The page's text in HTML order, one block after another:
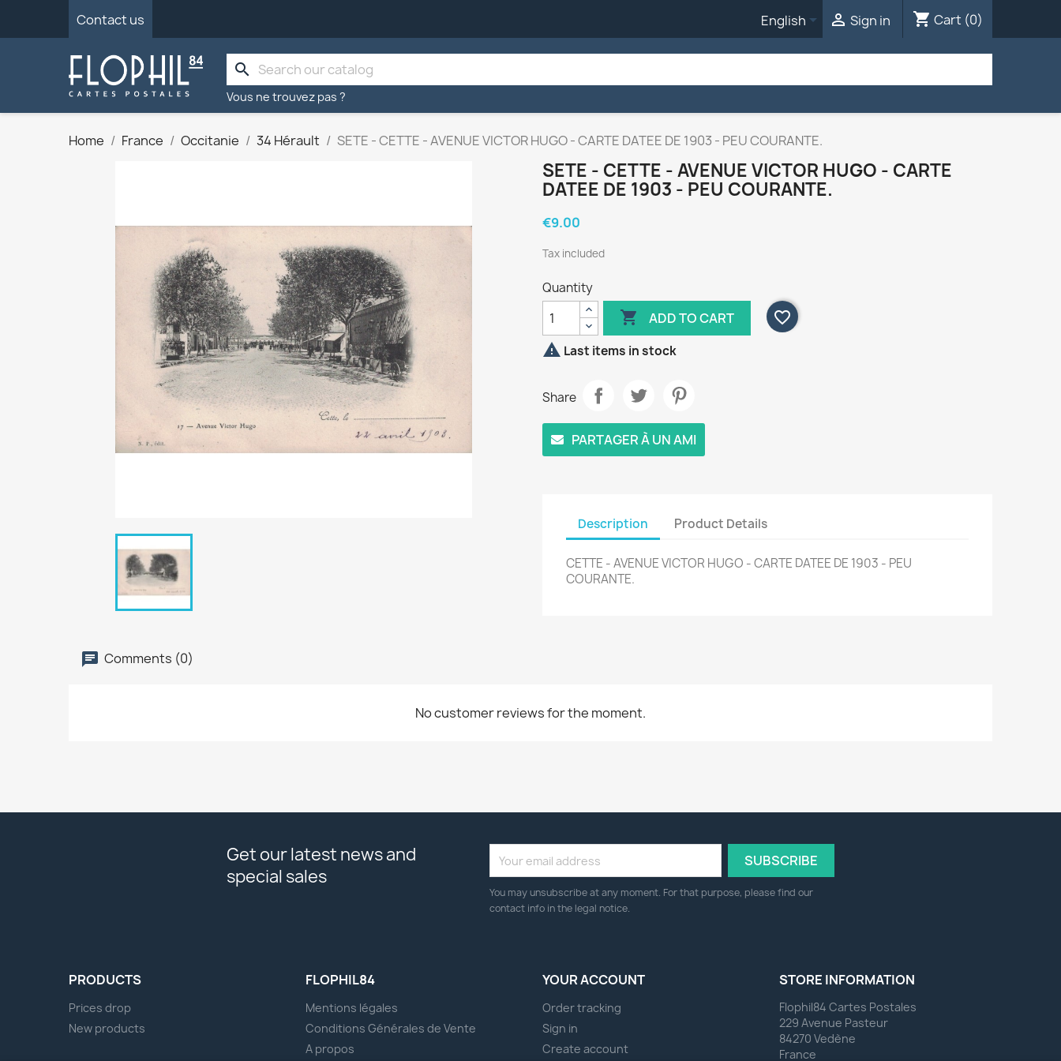
Contact us English  Sign in shopping_cart Cart (0)
search
Vous ne trouvez pas ?
Home France Occitanie 34 Hérault SETE - CETTE - AVENUE VICTOR HUGO - CARTE DATEE DE 1903 - PEU COURANTE.
SETE - CETTE - AVENUE VICTOR HUGO - CARTE
DATEE DE 1903 - PEU COURANTE.
€9.00
Tax included
Quantity
 ADD TO CART
favorite_border
 Last items in stock
Share
PARTAGER À UN AMI
Description Product Details
CETTE - AVENUE VICTOR HUGO - CARTE DATEE DE 1903 - PEU
COURANTE.
Comments (0)
No customer reviews for the moment.
Get our latest news and
special sales
You may unsubscribe at any moment. For that purpose, please find our
contact info in the legal notice.
PRODUCTS
Prices drop
New products
FLOPHIL84
Mentions légales
Conditions Générales de Vente
A propos
YOUR ACCOUNT
Order tracking
Sign in
Create account
STORE INFORMATION
Flophil84 Cartes Postales
229 Avenue Pasteur
84270 Vedène
France